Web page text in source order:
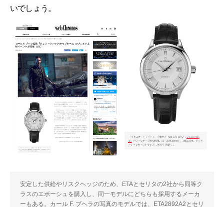
いでしょう。
安定した供給やリスクヘッジのため、ETAとセリタの2社から同等ク
ラスのエボーシュを購入し、同一モデルにどちらも採用するメーカ
ーもある。カール F. ブヘラの写真のモデルでは、ETA2892A2とセリ